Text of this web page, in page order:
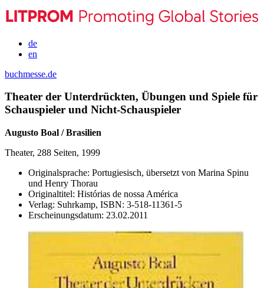
de
en
buchmesse.de
Theater der Unterdrückten, Übungen und Spiele für
Schauspieler und Nicht-Schauspieler
Augusto Boal / Brasilien
Theater, 288 Seiten, 1999
Originalsprache: Portugiesisch, übersetzt von Marina Spinu
und Henry Thorau
Originaltitel: Histórias de nossa América
Verlag: Suhrkamp, ISBN: 3-518-11361-5
Erscheinungsdatum: 23.02.2011